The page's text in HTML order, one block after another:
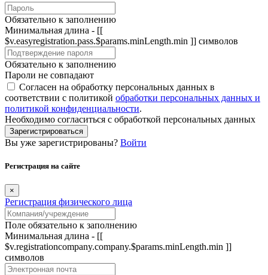
Обязательно к заполнению
Минимальная длина - [[
$v.easyregistration.pass.$params.minLength.min ]] символов
Обязательно к заполнению
Пароли не совпадают
Согласен на обработку персональных данных в
соответствии с политикой обработки персональных данных и
политикой конфиденциальности.
Необходимо согласиться с обработкой персональных данных
Зарегистрироваться
Вы уже зарегистрированы? Войти
Регистрация на сайте
×
Регистрация физического лица
Поле обязательно к заполнению
Минимальная длина - [[
$v.registrationcompany.company.$params.minLength.min ]]
символов